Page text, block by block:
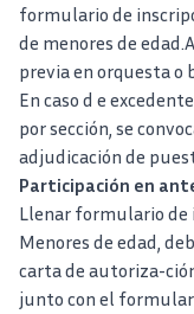
formulario de
de menores de
previa en orquesta o
En caso d e
por sección, se
adjudicación de
Participación en
Llenar formulario de
Menores de edad,
carta de autoriza-
junto con el